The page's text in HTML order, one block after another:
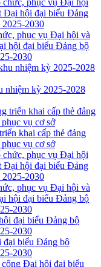
phục vụ Đại hội và
hội đại biểu Đảng bộ
2030
nhiệm kỳ 2025-2028
khai cấp thẻ đảng
vụ cơ sở
phục vụ Đại hội và
hội đại biểu Đảng bộ
2030
đại biểu Đảng bộ
2030